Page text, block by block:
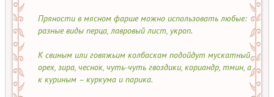
Пряности в мясном фарше можно использовать любые:
разные виды перца, лавровый лист, укроп.
К свиным или говяжьим колбаскам подойдут мускатный
орех, зира, чеснок, чуть-чуть гвоздики, кориандр, тмин, а
к куриным – куркума и парика.